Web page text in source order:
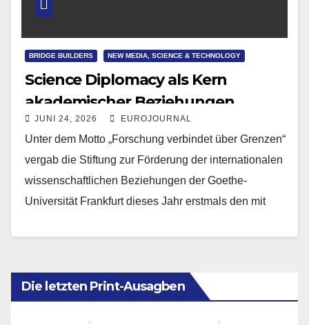
BRIDGE BUILDERS NEW MEDIA, SCIENCE & TECHNOLOGY
Science Diplomacy als Kern
akademischer Beziehungen
JUNI 24, 2026 EUROJOURNAL
Unter dem Motto „Forschung verbindet über Grenzen“
vergab die Stiftung zur Förderung der internationalen
wissenschaftlichen Beziehungen der Goethe-
Universität Frankfurt dieses Jahr erstmals den mit
Die letzten Print-Ausagben